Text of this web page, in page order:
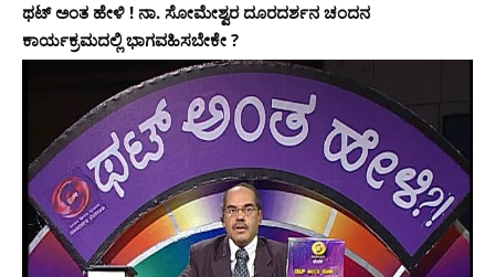
ಥಟ್ ಅಂತ ಹೇಳಿ ! ನಾ. ಸೋಮೇಶ್ವರ ದೂರದರ್ಶನ ಚಂದನ
ಕಾರ್ಯಕ್ರಮದಲ್ಲಿ ಭಾಗವಹಿಸಬೇಕೇ ?